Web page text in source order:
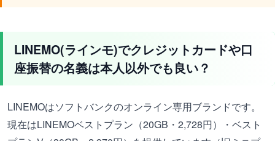
LINEMO(ラインモ)でクレジットカードや口
座振替の名義は本人以外でも良い？
LINEMOはソフトバンクのオンライン専用ブランドです。
現在はLINEMOベストプラン（20GB・2,728円）・ベスト